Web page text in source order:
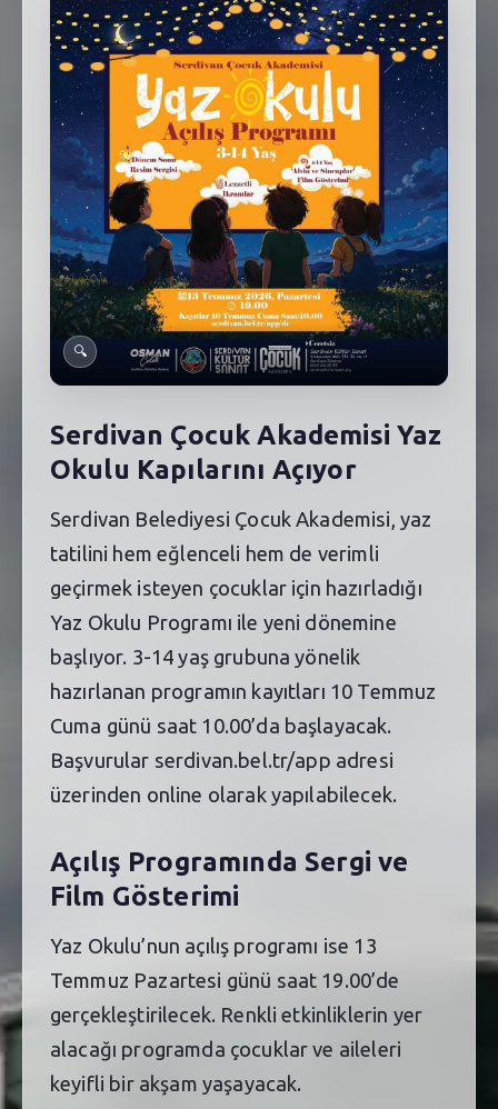
🔍
Serdivan Çocuk Akademisi Yaz
Okulu Kapılarını Açıyor
Serdivan Belediyesi Çocuk Akademisi, yaz
tatilini hem eğlenceli hem de verimli
geçirmek isteyen çocuklar için hazırladığı
Yaz Okulu Programı ile yeni dönemine
başlıyor. 3-14 yaş grubuna yönelik
hazırlanan programın kayıtları 10 Temmuz
Cuma günü saat 10.00’da başlayacak.
Başvurular serdivan.bel.tr/app adresi
üzerinden online olarak yapılabilecek.
Açılış Programında Sergi ve
Film Gösterimi
Yaz Okulu’nun açılış programı ise 13
Temmuz Pazartesi günü saat 19.00’de
gerçekleştirilecek. Renkli etkinliklerin yer
alacağı programda çocuklar ve aileleri
keyifli bir akşam yaşayacak.
SEBİK
E NÖBETÇI ECZANELER
SABSIS - AFET
TRAFIKPARK
KÜREK
PARKLAR
PAZAR YERLERI
ATIK YÖNETIM